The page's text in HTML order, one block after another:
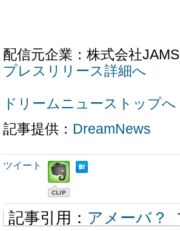
配信元企業：株式会社
プレスリリース詳細へ
ドリームニューストップへ
記事提供： DreamNews
ツイート
記事引用： アメーバ？